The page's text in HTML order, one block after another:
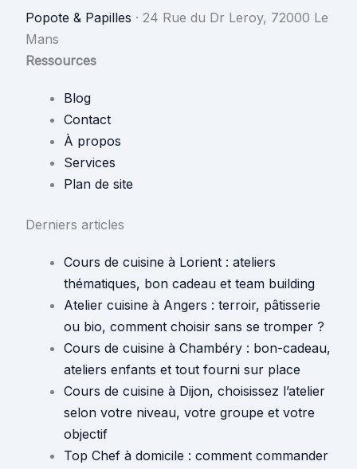
Popote & Papilles · 24 Rue du Dr Leroy, 72000 Le
Mans
Ressources
Blog
Contact
À propos
Services
Plan de site
Derniers articles
Cours de cuisine à Lorient : ateliers
thématiques, bon cadeau et team building
Atelier cuisine à Angers : terroir, pâtisserie
ou bio, comment choisir sans se tromper ?
Cours de cuisine à Chambéry : bon-cadeau,
ateliers enfants et tout fourni sur place
Cours de cuisine à Dijon, choisissez l’atelier
selon votre niveau, votre groupe et votre
objectif
Top Chef à domicile : comment commander